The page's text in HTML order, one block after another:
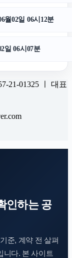
월02일 06시12분
일 06시07분
21-01325 ㅣ 대표
인하는 공
준, 계약 전 살펴
니다. 본 사이트